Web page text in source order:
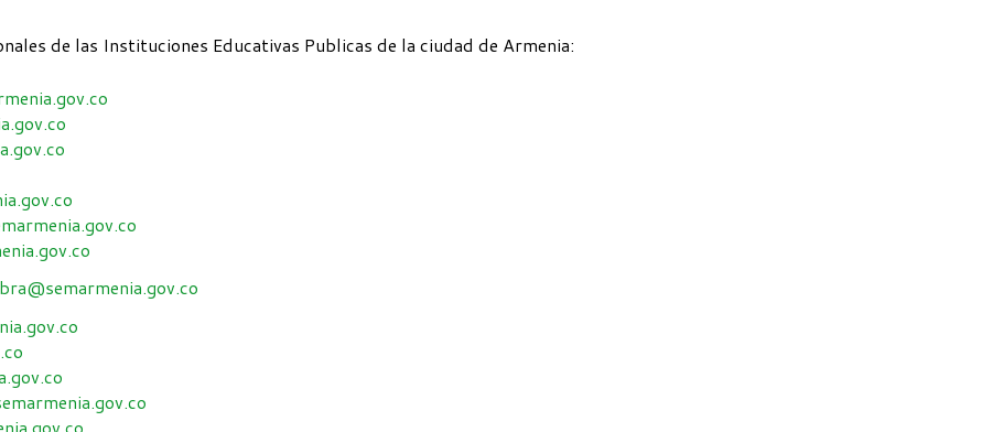
de las Instituciones Educativas Publicas de la ciudad de Armenia: